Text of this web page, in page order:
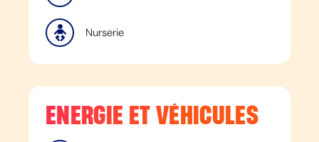
Nurserie
ENERGIE ET VÉHICULES